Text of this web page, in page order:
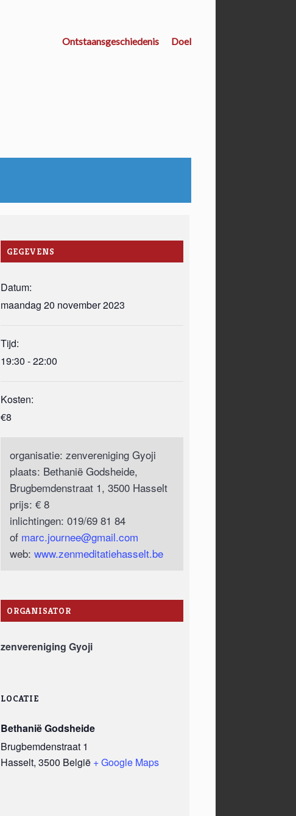
Ontstaansgeschiedenis Doel
GEGEVENS
Datum:
maandag 20 november 2023
Tijd:
19:30 - 22:00
Kosten:
€8
organisatie: zenvereniging Gyoji
plaats: Bethanië Godsheide,
Brugbemdenstraat 1, 3500 Hasselt
prijs: € 8
inlichtingen: 019/69 81 84
of marc.journee@gmail.com
web: www.zenmeditatiehasselt.be
ORGANISATOR
zenvereniging Gyoji
LOCATIE
Bethanië Godsheide
Brugbemdenstraat 1
Hasselt, 3500 België + Google Maps